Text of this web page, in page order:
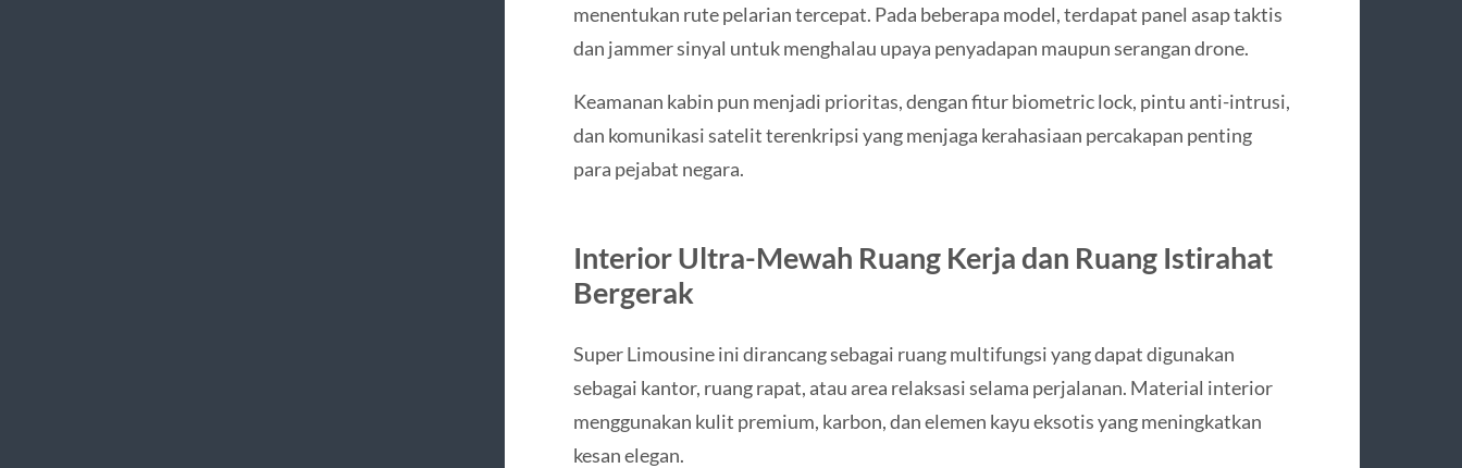
menentukan rute pelarian tercepat. Pada beberapa model, terdapat panel asap taktis
dan jammer sinyal untuk menghalau upaya penyadapan maupun serangan drone.
Keamanan kabin pun menjadi prioritas, dengan fitur biometric lock, pintu anti-intrusi,
dan komunikasi satelit terenkripsi yang menjaga kerahasiaan percakapan penting
para pejabat negara.
Interior Ultra-Mewah Ruang Kerja dan Ruang Istirahat
Bergerak
Super Limousine ini dirancang sebagai ruang multifungsi yang dapat digunakan
sebagai kantor, ruang rapat, atau area relaksasi selama perjalanan. Material interior
menggunakan kulit premium, karbon, dan elemen kayu eksotis yang meningkatkan
kesan elegan.